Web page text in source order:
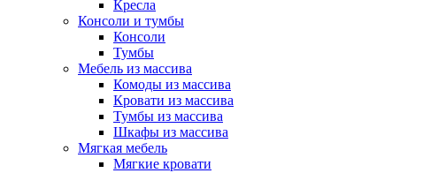
Кресла
Консоли и тумбы
Консоли
Тумбы
Мебель из массива
Комоды из массива
Кровати из массива
Тумбы из массива
Шкафы из массива
Мягкая мебель
Мягкие кровати